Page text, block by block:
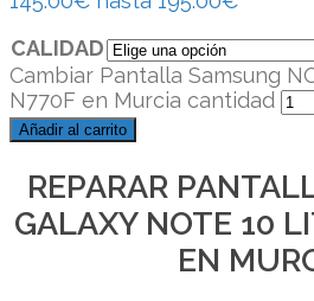
CALIDAD
Cambiar Pantalla Samsung
N770F en Murcia cantidad
Añadir al carrito
REPARAR
GALAXY NOTE 10
EN